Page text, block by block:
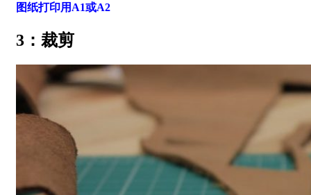
图纸打印用A1或A2
3：裁剪